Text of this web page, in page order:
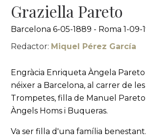
Graziella Pareto
Barcelona 6-05-1889 - Roma 1-09-
Redactor: Miquel Pérez García
Engràcia Enriqueta Àngela Pareto
néixer a Barcelona, al carrer de les
Trompetes, filla de Manuel Pareto
Àngels Homs i Buqueras.
Va ser filla d'una família